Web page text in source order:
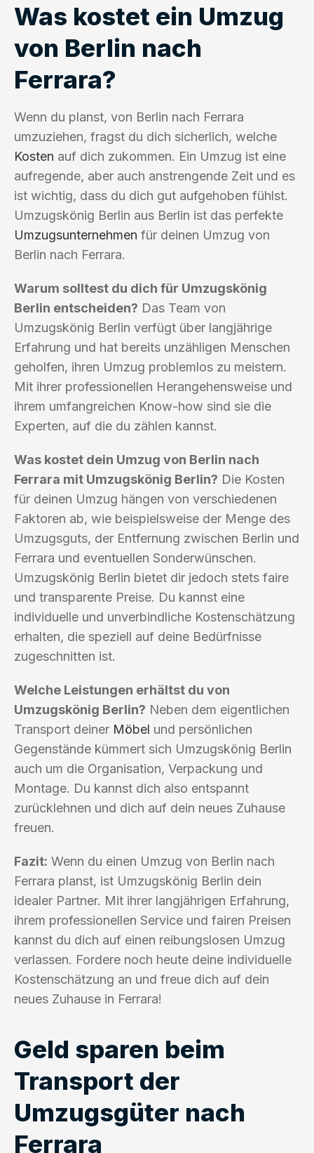
Was kostet ein Umzug
von Berlin nach
Ferrara?
Wenn du planst, von Berlin nach Ferrara
umzuziehen, fragst du dich sicherlich, welche
Kosten auf dich zukommen. Ein Umzug ist eine
aufregende, aber auch anstrengende Zeit und es
ist wichtig, dass du dich gut aufgehoben fühlst.
Umzugskönig Berlin aus Berlin ist das perfekte
Umzugsunternehmen für deinen Umzug von
Berlin nach Ferrara.
Warum solltest du dich für Umzugskönig
Berlin entscheiden? Das Team von
Umzugskönig Berlin verfügt über langjährige
Erfahrung und hat bereits unzähligen Menschen
geholfen, ihren Umzug problemlos zu meistern.
Mit ihrer professionellen Herangehensweise und
ihrem umfangreichen Know-how sind sie die
Experten, auf die du zählen kannst.
Was kostet dein Umzug von Berlin nach
Ferrara mit Umzugskönig Berlin? Die Kosten
für deinen Umzug hängen von verschiedenen
Faktoren ab, wie beispielsweise der Menge des
Umzugsguts, der Entfernung zwischen Berlin und
Ferrara und eventuellen Sonderwünschen.
Umzugskönig Berlin bietet dir jedoch stets faire
und transparente Preise. Du kannst eine
individuelle und unverbindliche Kostenschätzung
erhalten, die speziell auf deine Bedürfnisse
zugeschnitten ist.
Welche Leistungen erhältst du von
Umzugskönig Berlin? Neben dem eigentlichen
Transport deiner Möbel und persönlichen
Gegenstände kümmert sich Umzugskönig Berlin
auch um die Organisation, Verpackung und
Montage. Du kannst dich also entspannt
zurücklehnen und dich auf dein neues Zuhause
freuen.
Fazit: Wenn du einen Umzug von Berlin nach
Ferrara planst, ist Umzugskönig Berlin dein
idealer Partner. Mit ihrer langjährigen Erfahrung,
ihrem professionellen Service und fairen Preisen
kannst du dich auf einen reibungslosen Umzug
verlassen. Fordere noch heute deine individuelle
Kostenschätzung an und freue dich auf dein
neues Zuhause in Ferrara!
Geld sparen beim
Transport der
Umzugsgüter nach
Ferrara